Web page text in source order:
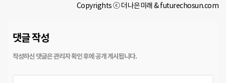
Copyrights ⓒ 더나은미래 & futurechosun.com
댓글 작성